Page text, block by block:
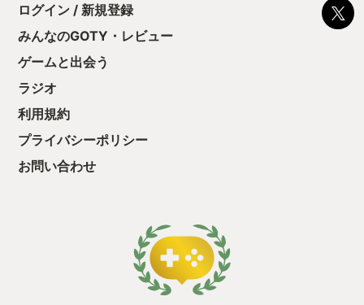
ログイン / 新規登録
みんなのGOTY・レビュー
ゲームと出会う
ラジオ
利用規約
プライバシーポリシー
お問い合わせ